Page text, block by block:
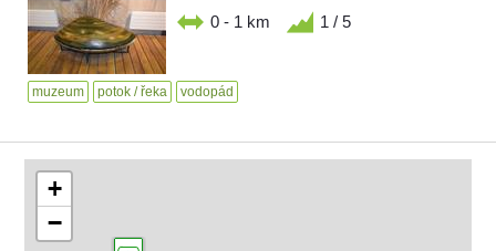
0 - 1 km 1 / 5
muzeum potok / řeka vodopád
+
−